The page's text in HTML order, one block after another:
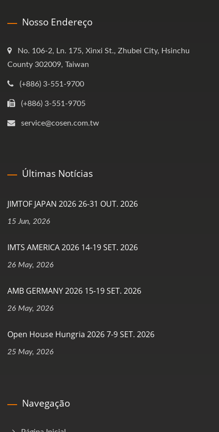
Nosso Endereço
No. 106-2, Ln. 175, Xinxi St., Zhubei City, Hsinchu
County 302009, Taiwan
(+886) 3-551-9700
(+886) 3-551-9705
service@cosen.com.tw
Últimas Notícias
JIMTOF JAPAN 2026 26-31 OUT. 2026
15 Jun, 2026
IMTS AMERICA 2026 14-19 SET. 2026
26 May, 2026
AMB GERMANY 2026 15-19 SET. 2026
26 May, 2026
Open House Hungria 2026 7-9 SET. 2026
25 May, 2026
Navegação